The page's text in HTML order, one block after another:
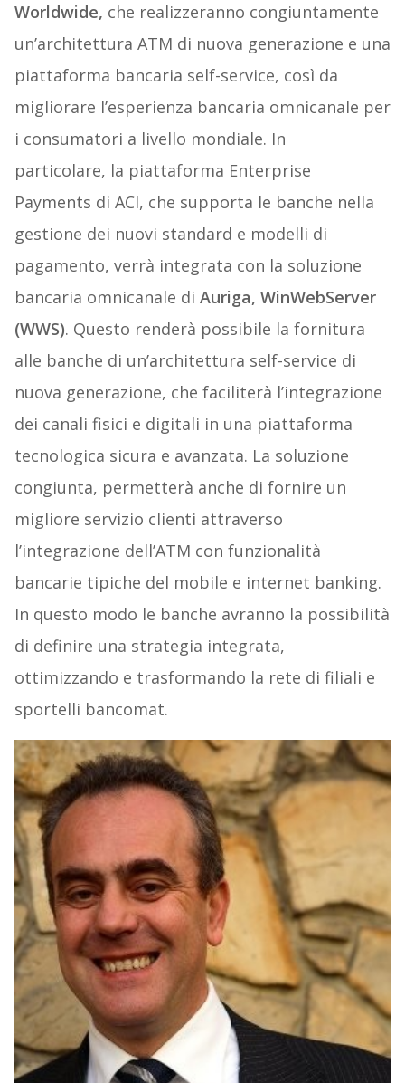
Worldwide, che realizzeranno congiuntamente
un’architettura ATM di nuova generazione e una
piattaforma bancaria self-service, così da
migliorare l’esperienza bancaria omnicanale per
i consumatori a livello mondiale. In
particolare, la piattaforma Enterprise
Payments di ACI, che supporta le banche nella
gestione dei nuovi standard e modelli di
pagamento, verrà integrata con la soluzione
bancaria omnicanale di Auriga, WinWebServer
(WWS). Questo renderà possibile la fornitura
alle banche di un’architettura self-service di
nuova generazione, che faciliterà l’integrazione
dei canali fisici e digitali in una piattaforma
tecnologica sicura e avanzata. La soluzione
congiunta, permetterà anche di fornire un
migliore servizio clienti attraverso
l’integrazione dell’ATM con funzionalità
bancarie tipiche del mobile e internet banking.
In questo modo le banche avranno la possibilità
di definire una strategia integrata,
ottimizzando e trasformando la rete di filiali e
sportelli bancomat.